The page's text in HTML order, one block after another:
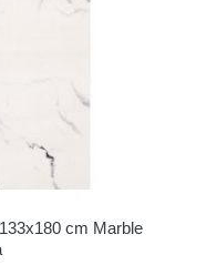
cm Marble